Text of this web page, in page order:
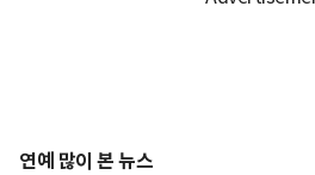
연예 많이 본 뉴스